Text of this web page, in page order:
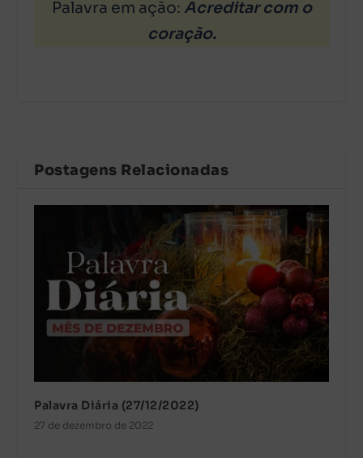
Palavra em ação: Acreditar com o
coração.
Postagens Relacionadas
Palavra Diária (27/12/2022)
27 de dezembro de 2022